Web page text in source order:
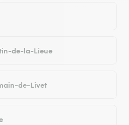
de-la-Lieue
de-Livet